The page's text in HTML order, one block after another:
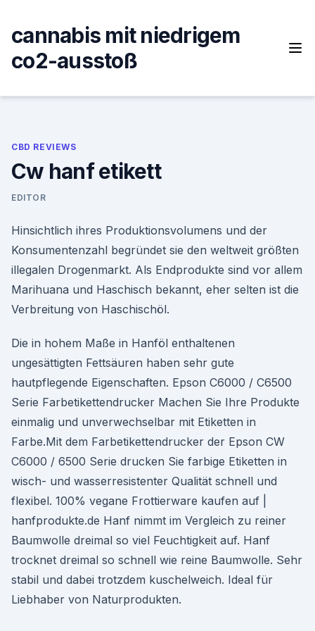
content
cannabis mit niedrigem
co2-ausstoß
CBD REVIEWS
Cw hanf etikett
EDITOR
Hinsichtlich ihres Produktionsvolumens und der
Konsumentenzahl begründet sie den weltweit größten
illegalen Drogenmarkt. Als Endprodukte sind vor allem
Marihuana und Haschisch bekannt, eher selten ist die
Verbreitung von Haschischöl.
Die in hohem Maße in Hanföl enthaltenen
ungesättigten Fettsäuren haben sehr gute
hautpflegende Eigenschaften. Epson C6000 / C6500
Serie Farbetikettendrucker Machen Sie Ihre Produkte
einmalig und unverwechselbar mit Etiketten in
Farbe.Mit dem Farbetikettendrucker der Epson CW
C6000 / 6500 Serie drucken Sie farbige Etiketten in
wisch- und wasserresistenter Qualität schnell und
flexibel. 100% vegane Frottierware kaufen auf |
hanfprodukte.de Hanf nimmt im Vergleich zu reiner
Baumwolle dreimal so viel Feuchtigkeit auf. Hanf
trocknet dreimal so schnell wie reine Baumwolle. Sehr
stabil und dabei trotzdem kuschelweich. Ideal für
Liebhaber von Naturprodukten.